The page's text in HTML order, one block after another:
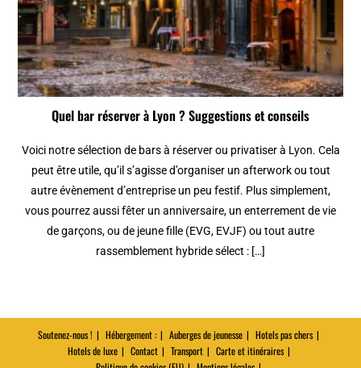
Quel bar réserver à Lyon ? Suggestions et conseils
Voici notre sélection de bars à réserver ou privatiser à Lyon. Cela
peut être utile, qu’il s’agisse d’organiser un afterwork ou tout
autre évènement d’entreprise un peu festif. Plus simplement,
vous pourrez aussi fêter un anniversaire, un enterrement de vie
de garçons, ou de jeune fille (EVG, EVJF) ou tout autre
rassemblement hybride sélect : […]
Soutenez-nous ! Hébergement : Auberges de jeunesse
Hotels pas chers
Hotels de luxe
Contact Transport
Carte et itinéraires